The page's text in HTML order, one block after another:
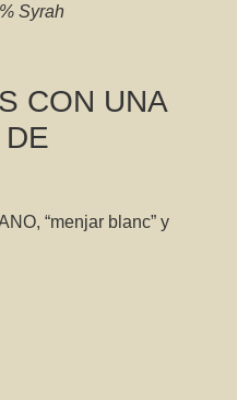
Syrah
CON UNA
DE
“menjar blanc” y